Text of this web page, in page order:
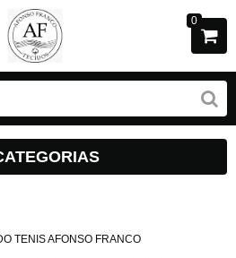
0
TENIS AFONSO FRANCO